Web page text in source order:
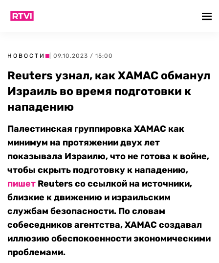
НОВОСТИ | 09.10.2023 / 15:00
Reuters узнал, как ХАМАС обманул
Израиль во время подготовки к
нападению
Палестинская группировка ХАМАС как
минимум на протяжении двух лет
показывала Израилю, что не готова к войне,
чтобы скрыть подготовку к нападению,
пишет Reuters со ссылкой на источники,
близкие к движению и израильским
службам безопасности. По словам
собеседников агентства, ХАМАС создавал
иллюзию обеспокоенности экономическими
проблемами.